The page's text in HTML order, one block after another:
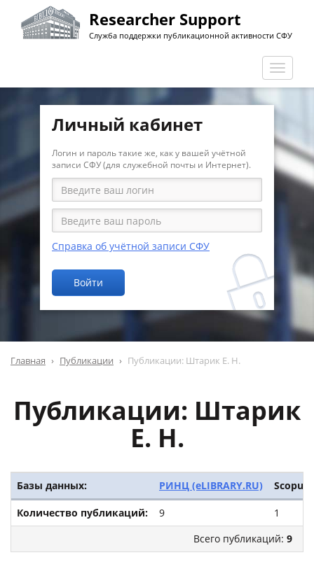
Перейти
основному
Researcher Support
Служба поддержки публикационной активности СФУ
Личный кабинет
Логин и пароль такие же, как у вашей учётной
записи СФУ (для служебной почты и Интернет).
Справка об учётной записи СФУ
Войти
Главная Публикации Публикации: Штарик Е. Н.
Публикации: Штарик
Е. Н.
Базы данных: РИНЦ (eLIBRARY.RU) Scopus
Количество публикаций: 9
1
Всего публикаций: 9